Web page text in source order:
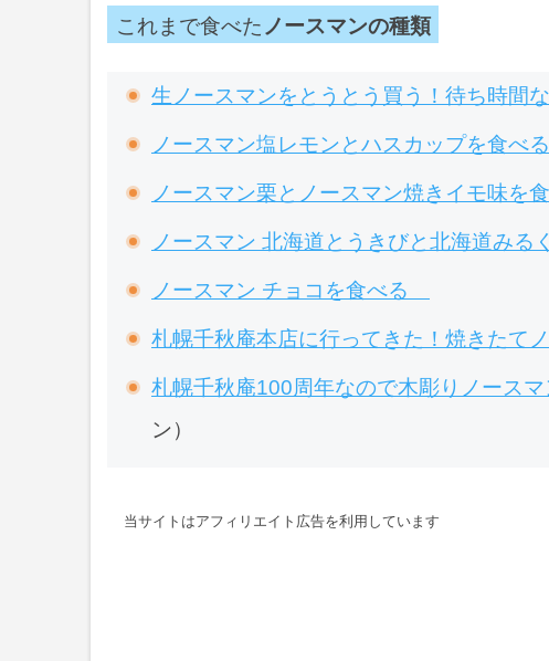
これまで食べた ノースマンの種類
生ノースマンをとうとう買う！待ち時間
ノースマン塩レモンとハスカップを食べ
ノースマン栗とノースマン焼きイモ味を
ノースマン 北海道とうきびと北海道みる
ノースマン チョコを食べる
札幌千秋庵本店に行ってきた！焼きたて
札幌千秋庵100周年なので木彫りノース
ン）
当サイトはアフィリエイト広告を利用しています